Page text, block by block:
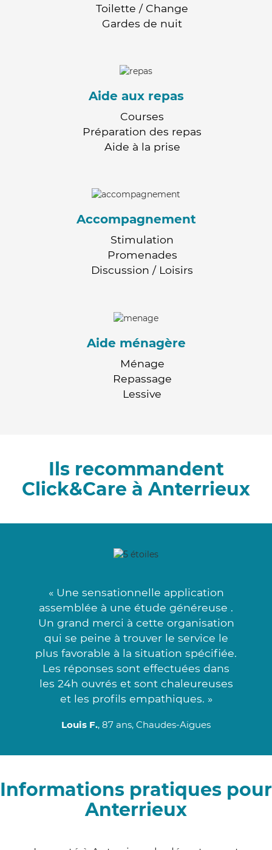
Toilette / Change
Gardes de nuit
Aide aux repas
Courses
Préparation des repas
Aide à la prise
Accompagnement
Stimulation
Promenades
Discussion / Loisirs
Aide ménagère
Ménage
Repassage
Lessive
Ils recommandent
Click&Care à Anterrieux
« Une sensationnelle application
assemblée à une étude généreuse .
Un grand merci à cette organisation
qui se peine à trouver le service le
plus favorable à la situation spécifiée.
Les réponses sont effectuées dans
les 24h ouvrés et sont chaleureuses
et les profils empathiques. »
Louis F., 87 ans, Chaudes-Aigues
Informations pratiques pour
Anterrieux